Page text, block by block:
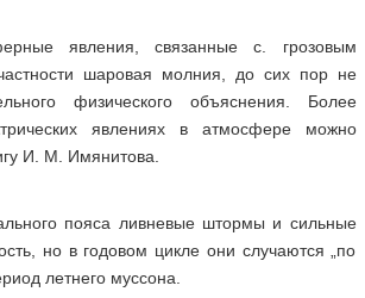
явления, связанные с. грозовым
шаровая молния, до сих пор не
физического объяснения. Более
явлениях в атмосфере можно
И. М. Имянитова.
пояса ливневые штормы и сильные
но в годовом цикле они случаются „по
летнего муссона.